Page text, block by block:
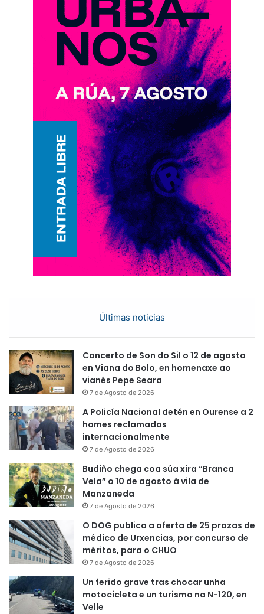
Últimas noticias
Concerto de Son do Sil o 12 de agosto
en Viana do Bolo, en homenaxe ao
vianés Pepe Seara
7 de Agosto de 2026
A Policía Nacional detén en Ourense a 2
homes reclamados
internacionalmente
7 de Agosto de 2026
Budiño chega coa súa xira “Branca
Vela” o 10 de agosto á vila de
Manzaneda
7 de Agosto de 2026
O DOG publica a oferta de 25 prazas de
médico de Urxencias, por concurso de
méritos, para o CHUO
7 de Agosto de 2026
Un ferido grave tras chocar unha
motocicleta e un turismo na N-120, en
Velle